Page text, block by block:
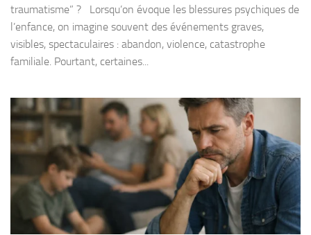
traumatisme” ? Lorsqu’on évoque les blessures psychiques de
l’enfance, on imagine souvent des événements graves,
visibles, spectaculaires : abandon, violence, catastrophe
familiale. Pourtant, certaines...